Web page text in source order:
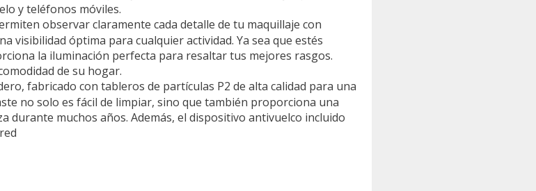
y teléfonos móviles.
observar claramente cada detalle de tu maquillaje con
visibilidad óptima para cualquier actividad. Ya sea que estés
la iluminación perfecta para resaltar tus mejores rasgos.
de su hogar.
fabricado con tableros de partículas P2 de alta calidad para una
no solo es fácil de limpiar, sino que también proporciona una
muchos años. Además, el dispositivo antivuelco incluido